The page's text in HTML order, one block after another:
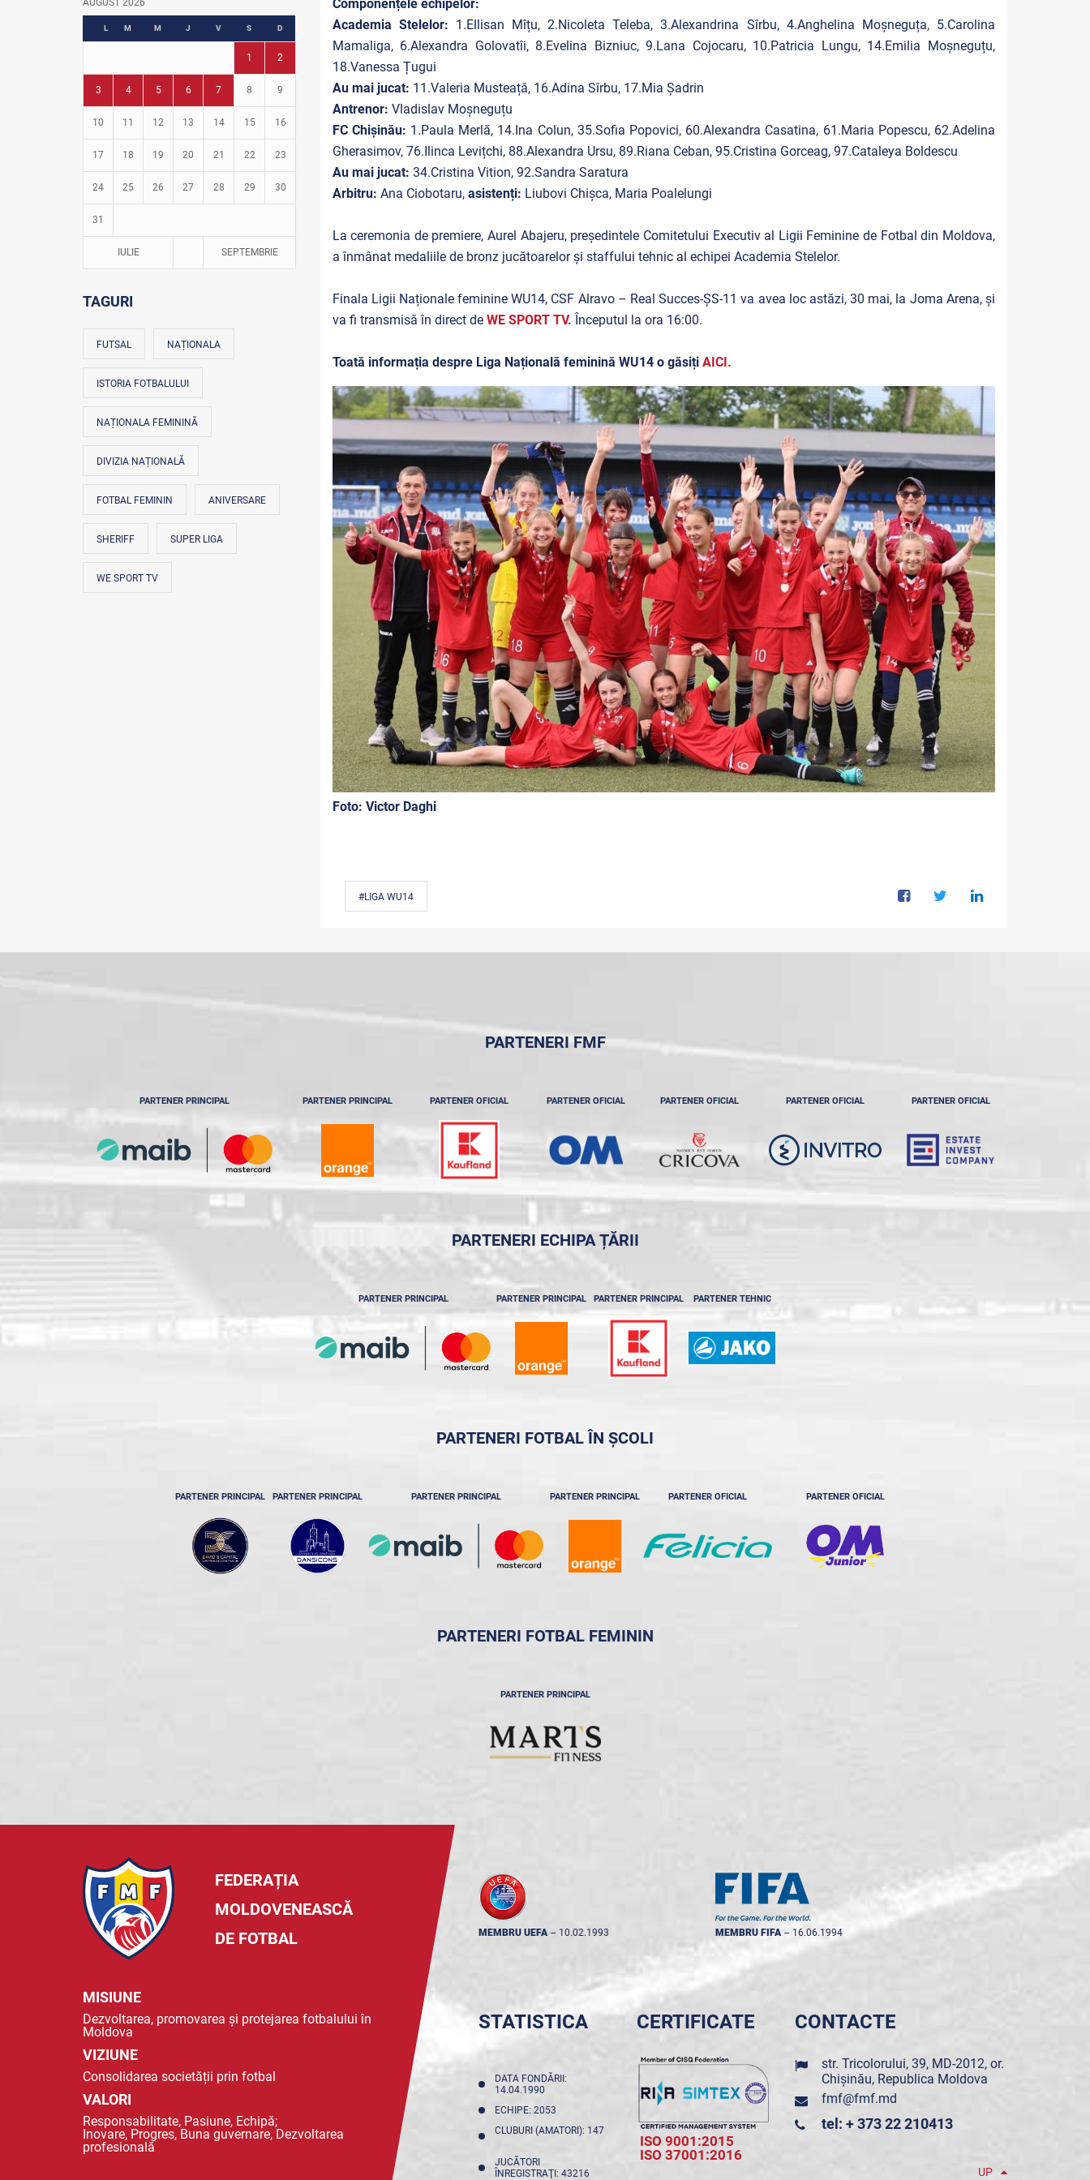
Fotbal în grădinițe
AUGUST 2026
L M M J V S D
1 2
3 4 5 6 7 8 9
10 11 12 13 14 15 16
17 18 19 20 21 22 23
24 25 26 27 28 29 30
31
IULIE SEPTEMBRIE
TAGURI
FUTSAL NAȚIONALA
ISTORIA FOTBALULUI
NAȚIONALA FEMININĂ
DIVIZIA NAȚIONALĂ
FOTBAL FEMININ ANIVERSARE
SHERIFF SUPER LIGA
WE SPORT TV
Componențele echipelor:
Academia Stelelor: 1.Ellisan Mîțu, 2.Nicoleta Teleba, 3.Alexandrina Sîrbu, 4.Anghelina Moșneguța, 5.Carolina
Mamaliga, 6.Alexandra Golovatîi, 8.Evelina Bizniuc, 9.Lana Cojocaru, 10.Patricia Lungu, 14.Emilia Moșneguțu,
18.Vanessa Țugui
Au mai jucat: 11.Valeria Musteață, 16.Adina Sîrbu, 17.Mia Șadrin
Antrenor: Vladislav Moșneguțu
FC Chișinău: 1.Paula Merlă, 14.Ina Colun, 35.Sofia Popovici, 60.Alexandra Casatina, 61.Maria Popescu, 62.Adelina
Gherasimov, 76.Ilinca Levițchi, 88.Alexandra Ursu, 89.Riana Ceban, 95.Cristina Gorceag, 97.Cataleya Boldescu
Au mai jucat: 34.Cristina Vition, 92.Sandra Saratura
Arbitru: Ana Ciobotaru, asistenți: Liubovi Chișca, Maria Poalelungi
La ceremonia de premiere, Aurel Abajeru, președintele Comitetului Executiv al Ligii Feminine de Fotbal din Moldova,
a înmânat medaliile de bronz jucătoarelor și staffului tehnic al echipei Academia Stelelor.
Finala Ligii Naționale feminine WU14, CSF Alravo – Real Succes-ȘS-11 va avea loc astăzi, 30 mai, la Joma Arena, și
va fi transmisă în direct de WE SPORT TV. Începutul la ora 16:00.
Toată informația despre Liga Națională feminină WU14 o găsiți AICI.
Foto: Victor Daghi
#LIGA WU14
PARTENERI FMF
PARTENER PRINCIPAL PARTENER PRINCIPAL PARTENER OFICIAL PARTENER OFICIAL PARTENER OFICIAL PARTENER OFICIAL PARTENER OFICIAL
PARTENERI ECHIPA ȚĂRII
PARTENER PRINCIPAL PARTENER PRINCIPAL PARTENER PRINCIPAL PARTENER TEHNIC
PARTENERI FOTBAL ÎN ȘCOLI
PARTENER PRINCIPAL PARTENER PRINCIPAL PARTENER PRINCIPAL PARTENER PRINCIPAL PARTENER OFICIAL PARTENER OFICIAL
PARTENERI FOTBAL FEMININ
PARTENER PRINCIPAL
FEDERAȚIA
MOLDOVENEASCĂ
DE FOTBAL
MISIUNE
Dezvoltarea, promovarea și protejarea fotbalului în
Moldova
VIZIUNE
Consolidarea societății prin fotbal
VALORI
Responsabilitate, Pasiune, Echipă;
Inovare, Progres, Buna guvernare, Dezvoltarea
profesională
MEMBRU UEFA -- 10.02.1993 MEMBRU FIFA -- 16.06.1994
STATISTICA
DATA FONDĂRII:
14.04.1990
ECHIPE: 2053
CLUBURI (AMATORI): 147
JUCĂTORI
ÎNREGISTRAŢI: 43216
CERTIFICATE
ISO 9001:2015
ISO 37001:2016
CONTACTE
str. Tricolorului, 39, MD-2012, or.
Chișinău, Republica Moldova
fmf@fmf.md
tel: + 373 22 210413
UP